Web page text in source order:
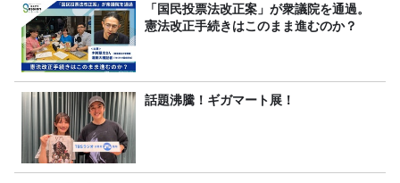
「国民投票法改正案」が衆議院を通過。
憲法改正手続きはこのまま進むのか？
話題沸騰！ギガマート展！